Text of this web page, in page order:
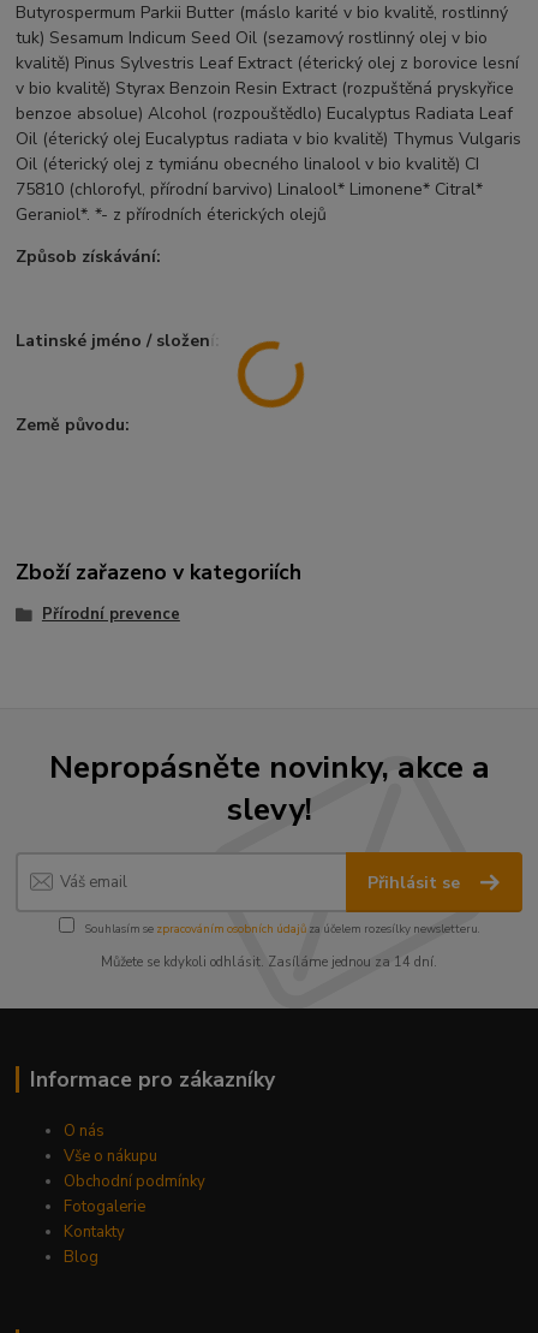
Butyrospermum Parkii Butter (máslo karité v bio kvalitě, rostlinný
tuk) Sesamum Indicum Seed Oil (sezamový rostlinný olej v bio
kvalitě) Pinus Sylvestris Leaf Extract (éterický olej z borovice lesní
v bio kvalitě) Styrax Benzoin Resin Extract (rozpuštěná pryskyřice
benzoe absolue) Alcohol (rozpouštědlo) Eucalyptus Radiata Leaf
Oil (éterický olej Eucalyptus radiata v bio kvalitě) Thymus Vulgaris
Oil (éterický olej z tymiánu obecného linalool v bio kvalitě) CI
75810 (chlorofyl, přírodní barvivo) Linalool* Limonene* Citral*
Geraniol*. *- z přírodních éterických olejů
Způsob získávání:
Latinské jméno / složení:
Země původu:
Zboží zařazeno v kategoriích
Přírodní prevence
Nepropásněte novinky, akce a
slevy!
Přihlásit se
Souhlasím se zpracováním osobních údajůza účelem rozesílky newsletteru.
Můžete se kdykoli odhlásit. Zasíláme jednou za 14 dní.
Informace pro zákazníky
O nás
Vše o nákupu
Obchodní podmínky
Fotogalerie
Kontakty
Blog